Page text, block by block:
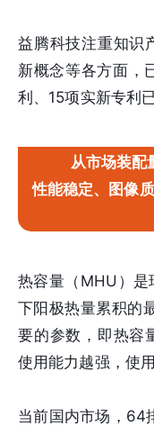
益腾科技注重知识
新概念等各方面，
利、15项实新专利
从市场装配
性能稳定、图像
热容量（MHU）是
下阳极热量累积的
要的参数，即热容
使用能力越强，使
当前国内市场，64